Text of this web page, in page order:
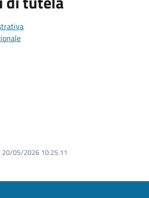
20/05/2026 10:25.11